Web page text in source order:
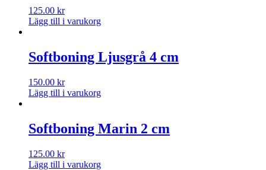
125.00 kr
Lägg till i varukorg
Softboning Ljusgrå 4 cm
150.00 kr
Lägg till i varukorg
Softboning Marin 2 cm
125.00 kr
Lägg till i varukorg